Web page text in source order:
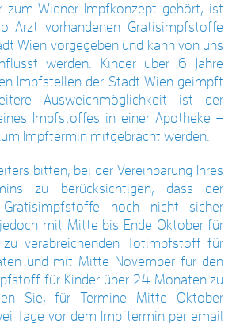
zum Wiener Impfkonzept gehört, ist
Arzt vorhandenen Gratisimpfstoffe
Wien vorgegeben und kann von uns
werden. Kinder über 6 Jahre
Impfstellen der Stadt Wien geimpft
Ausweichmöglichkeit ist der
Impfstoffes in einer Apotheke –
Impftermin mitgebracht werden.
bitten, bei der Vereinbarung Ihres
zu berücksichtigen, dass der
Gratisimpfstoffe noch nicht sicher
mit Mitte bis Ende Oktober für
verabreichenden Totimpfstoff für
und mit Mitte November für den
für Kinder über 24 Monaten zu
Sie, für Termine Mitte Oktober
Tage vor dem Impftermin per email